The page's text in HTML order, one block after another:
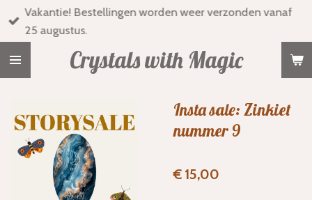
Ga
direct
Crystals with Magic
Vakantie! Bestellingen worden weer verzonden vanaf
25 augustus.
Insta sale: Zinkiet
nummer 9
€ 15,00